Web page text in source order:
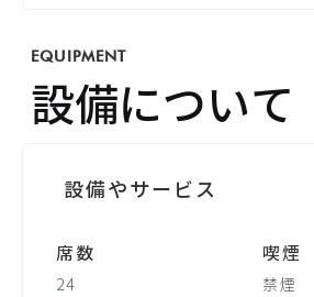
EQUIPMENT
設備について
設備やサービス
席数
24
喫煙
禁煙